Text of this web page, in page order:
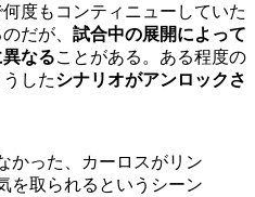
度もコンティニューしていた
だが、 試合中の展開によって
なることがある。ある程度の
したシナリオがアンロックさ
かった、カーロスがリン
を取られるというシーン